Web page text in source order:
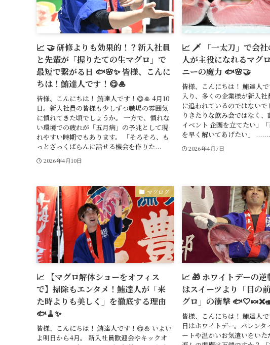
📈 🤝 研修よりも効果的！？新入社員
と先輩が「握りたての生マグロ」で
最短で繋がる日 🐟🌸✨ 皆様、こんに
ちは！鮪達人です！😋🎍
皆様、こんにちは！ 鮪達人です！😋🎍 4月10
日。新入社員の皆様も少しずつ職場の雰囲気
に慣れてきた頃でしょうか。 一方で、慣れな
い環境での疲れが「五月病」の予兆として現
れやすい時期でもあります。 「そろそろ、も
っとざっくばらんに話せる機会を作りた...
2026年4月10日
📈 🗡️ 「一太刀」で会社
人が主役になれるマグ
ニーの魔力 🐟🌸🤝
皆様、こんにちは！ 鮪達人
入り、多くの企業様が新入
に追われているのではないで
りきたりな飲み会ではなく
イベント 企画を立てたい」
を早く解いてあげたい」
2026年4月7日
マグログ
📈 【マグロ解体ショーをオフィス
で】掃除もエンタメ！鮪達人が「来
た時よりも美しく」を徹底する理由
🐟🧹✨
皆様、こんにちは！ 鮪達人です！😋🎍 いよい
よ明日から4月。 新入社員歓迎会やキックオ
📈 🎁 ホワイトデーの逆
はスイーツより「目の
グロ」の衝撃
皆様、こんにちは！ 鮪達人
日はホワイトデー。バレンタ
ートや温かいお気遣いをいた